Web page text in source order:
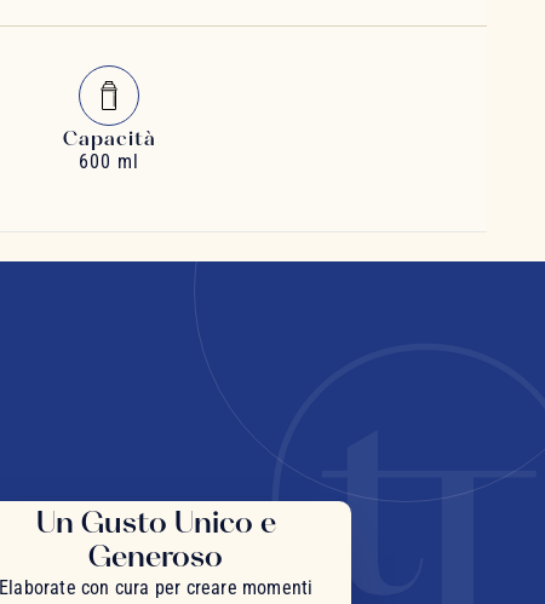
Capacità
600 ml
Un Gusto Unico e
Generoso
Elaborate con cura per creare momenti